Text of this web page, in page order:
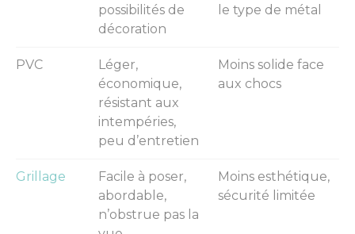
possibilités de
décoration
le type de métal
PVC
Léger,
économique,
résistant aux
intempéries,
peu d’entretien
Moins solide face
aux chocs
Grillage
Facile à poser,
abordable,
n’obstrue pas la
Moins esthétique,
sécurité limitée